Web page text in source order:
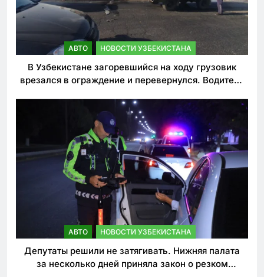
АВТО НОВОСТИ УЗБЕКИСТАНА
В Узбекистане загоревшийся на ходу грузовик
врезался в ограждение и перевернулся. Водитель
АВТО НОВОСТИ УЗБЕКИСТАНА
Депутаты решили не затягивать. Нижняя палата
за несколько дней приняла закон о резком